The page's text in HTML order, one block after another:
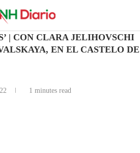
| CON CLARA JELIHOVSCHI
EN EL CASTELO DE
1 minutes read